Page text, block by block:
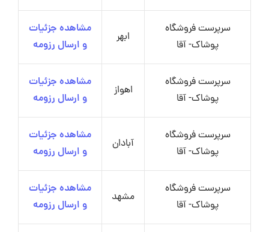
سرپرست فروشگاه
پوشاک- آقا
ابهر
مشاهده جزئیات
و ارسال رزومه
سرپرست فروشگاه
پوشاک- آقا
اهواز
مشاهده جزئیات
و ارسال رزومه
سرپرست فروشگاه
پوشاک- آقا
آبادان
مشاهده جزئیات
و ارسال رزومه
سرپرست فروشگاه
پوشاک- آقا
مشهد
مشاهده جزئیات
و ارسال رزومه